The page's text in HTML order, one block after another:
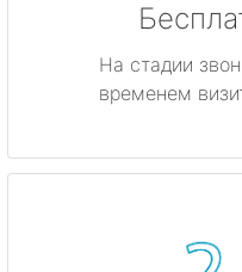
На стадии
временем